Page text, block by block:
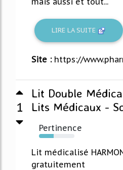
LIRE LA SUITE
Site : https://
1
Lit Double
Lits Médicaux -
Pertinence
42%
Lit médicalisé
gratuitement